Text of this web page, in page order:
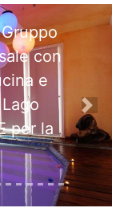
con
e
per la
Next